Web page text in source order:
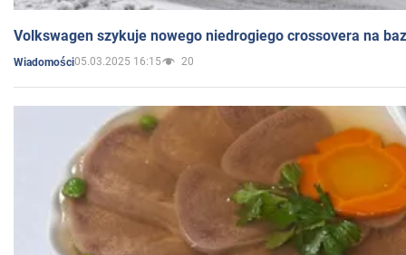
Volkswagen szykuje nowego niedrogiego crossovera na
Wiadomości05.03.2025 16:15 20